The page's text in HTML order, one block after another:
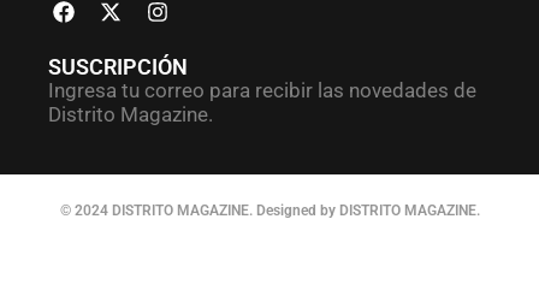
SUSCRIPCIÓN
Ingresa tu correo para recibir las novedades de
Distrito Magazine.
© 2024 DISTRITO MAGAZINE. Designed by DISTRITO MAGAZINE.